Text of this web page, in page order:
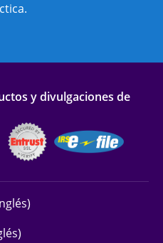
y divulgaciones de